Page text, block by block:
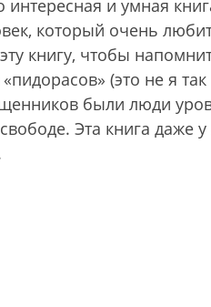
и умная
который очень
книгу, чтобы
(это не я так
были люди
Эта книга даже